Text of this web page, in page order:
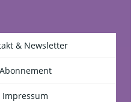
& Newsletter
Abonnement
Impressum